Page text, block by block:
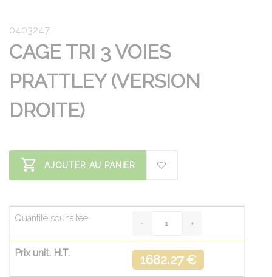
0403247
CAGE TRI 3 VOIES
PRATTLEY (VERSION
DROITE)
AJOUTER AU PANIER
Quantité souhaitée
Prix unit. H.T. 1682.27 €